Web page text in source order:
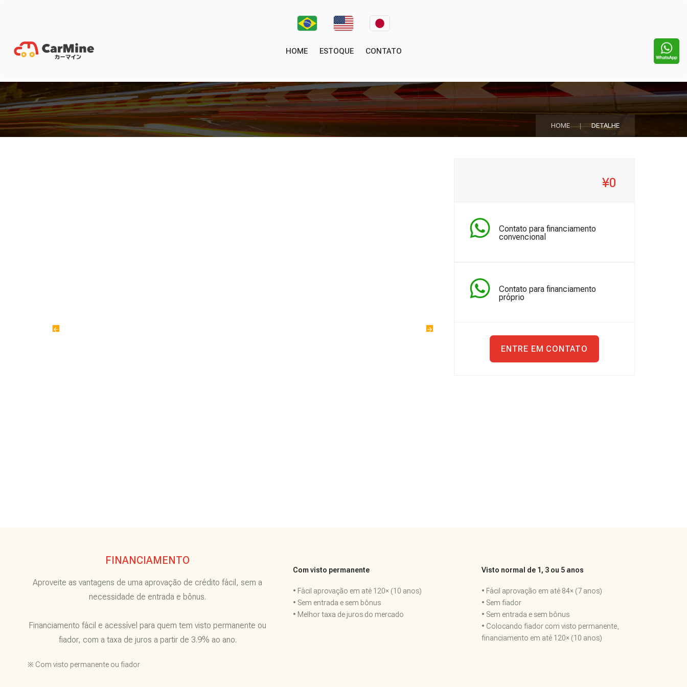
HOME ESTOQUE CONTATO
HOME DETALHE
¥0
Contato para financiamento
convencional
Contato para financiamento
próprio
ENTRE EM CONTATO
FINANCIAMENTO
Aproveite as vantagens de uma aprovação de crédito fácil, sem a
necessidade de entrada e bônus.
Financiamento fácil e acessível para quem tem visto permanente ou
fiador, com a taxa de juros a partir de 3.9% ao ano.
Com visto permanente
• Fácil aprovação em até 120× (10 anos)
• Sem entrada e sem bônus
• Melhor taxa de juros do mercado
Visto normal de 1, 3 ou 5 anos
• Fácil aprovação em até 84× (7 anos)
• Sem fiador
• Sem entrada e sem bônus
• Colocando fiador com visto permanente,
financiamento em até 120× (10 anos)
※ Com visto permanente ou fiador